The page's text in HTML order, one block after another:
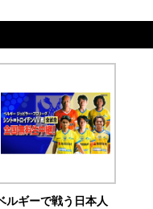
ルギーで戦う日本人